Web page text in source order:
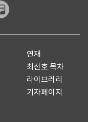
연재
최신호 목차
라이브러리
기자페이지